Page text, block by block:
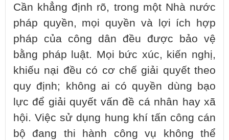
Cần khẳng định rõ, trong một Nhà nước
pháp quyền, mọi quyền và lợi ích hợp
pháp của công dân đều được bảo vệ
bằng pháp luật. Mọi bức xúc, kiến nghị,
khiếu nại đều có cơ chế giải quyết theo
quy định; không ai có quyền dùng bạo
lực để giải quyết vấn đề cá nhân hay xã
hội. Việc sử dụng hung khí tấn công cán
bộ đang thi hành công vụ không thể